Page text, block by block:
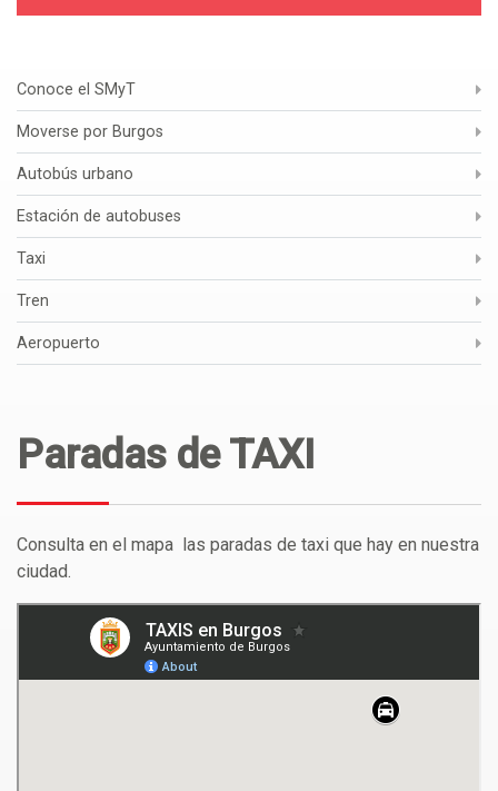
Conoce el SMyT
Moverse por Burgos
Autobús urbano
Estación de autobuses
Taxi
Tren
Aeropuerto
Paradas de TAXI
Consulta en el mapa las paradas de taxi que hay en nuestra
ciudad.